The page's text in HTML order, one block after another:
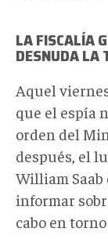
LA FISCALÍA
DESNUDA LA
Aquel
que el espía
orden del
después, el
William Saab
informar
cabo en